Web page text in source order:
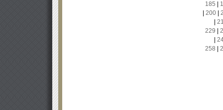
185
200|
229
258